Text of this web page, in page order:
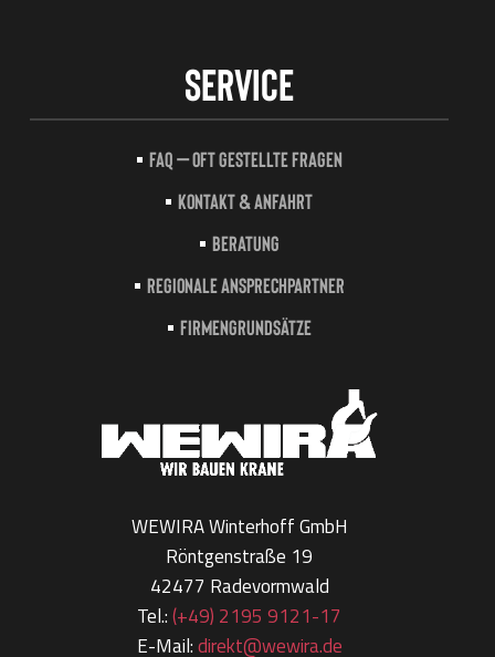
WEWIRA Winterhoff GmbH
Röntgenstraße 19
42477 Radevormwald
Tel.:(+49) 2195 9121-17
E-Mail:direkt@wewira.de
Service
FAQ – Oft gestellte Fragen
Kontakt & Anfahrt
Beratung
Regionale Ansprechpartner
Firmengrundsätze